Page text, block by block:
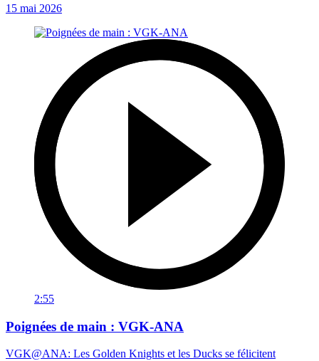
15 mai 2026
2:55
Poignées de main : VGK-ANA
VGK@ANA: Les Golden Knights et les Ducks se félicitent